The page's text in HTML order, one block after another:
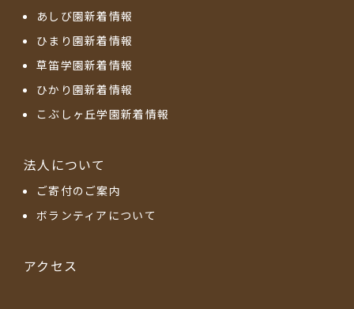
あしび園新着情報
ひまり園新着情報
草笛学園新着情報
ひかり園新着情報
こぶしヶ丘学園新着情報
法人について
ご寄付のご案内
ボランティアについて
アクセス